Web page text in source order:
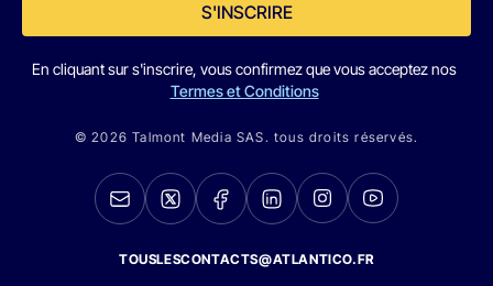
S'INSCRIRE
En cliquant sur s'inscrire, vous confirmez que vous acceptez nos
Termes et Conditions
© 2026 Talmont Media SAS. tous droits réservés.
TOUSLESCONTACTS@ATLANTICO.FR